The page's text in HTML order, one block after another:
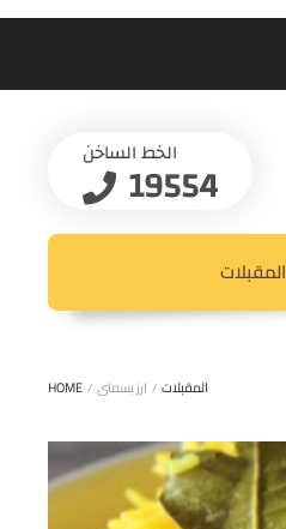
الخط الساخن
19554
المقبلات
HOME / المقبلات / ارز بسمتى